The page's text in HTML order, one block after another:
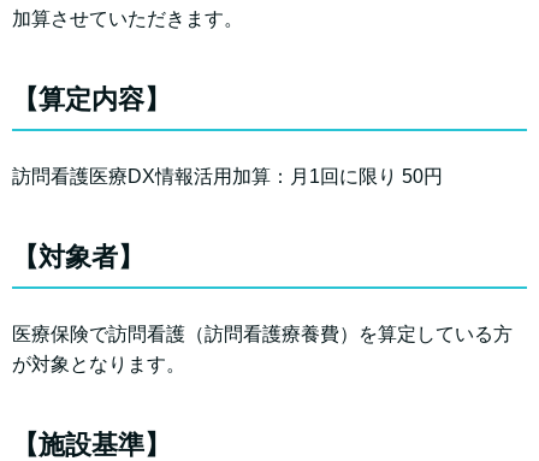
加算させていただきます。
【算定内容】
訪問看護医療DX情報活用加算：月1回に限り 50円
【対象者】
医療保険で訪問看護（訪問看護療養費）を算定している方
が対象となります。
【施設基準】